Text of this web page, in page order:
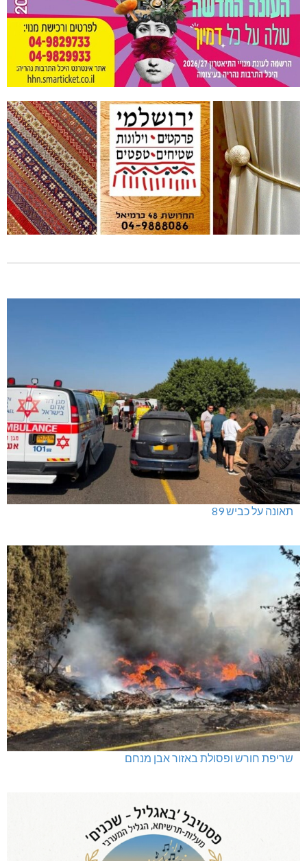
תאונה על כביש 89
שריפת חורש ופסולת באזור אבן מנחם